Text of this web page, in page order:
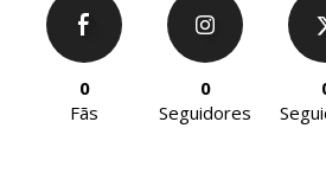
0
Fãs
0
Seguidores